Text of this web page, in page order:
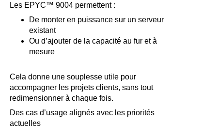
Les EPYC™ 9004 permettent :
De monter en puissance sur un serveur
existant
Ou d’ajouter de la capacité au fur et à
mesure
Cela donne une souplesse utile pour
accompagner les projets clients, sans tout
redimensionner à chaque fois.
Des cas d’usage alignés avec les priorités
actuelles